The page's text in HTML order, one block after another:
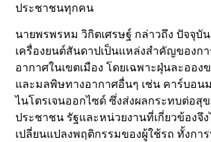
ประชาชนทุกคน
นายพรพรหม วิกิตเศรษฐ์ กล่าวถึง ปัจจุบั
เครื่องยนต์สันดาปเป็นแหล่งสำคัญของก
อากาศในเขตเมือง โดยเฉพาะฝุ่นละออง
และมลพิษทางอากาศอื่นๆ เช่น คาร์บอน
ไนโตรเจนออกไซด์ ซึ่งส่งผลกระทบต่อสุ
ประชาชน รัฐและหน่วยงานที่เกี่ยวข้องจึง
เปลี่ยนแปลงพฤติกรรมของผู้ใช้รถ ทั้งกา